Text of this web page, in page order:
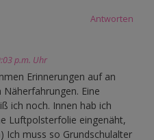
Antworten
p.m. Uhr
Erinnerungen auf an
Eine
ich noch. Innen hab ich
Luftpolsterfolie eingenäht,
Ich muss so Grundschulalter